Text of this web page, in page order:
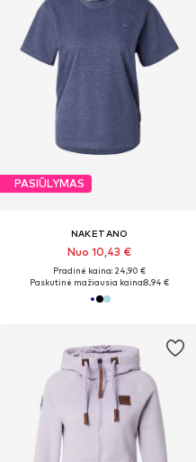
PASIŪLYMAS
NAKETANO
Nuo 10,43 €
Pradinė kaina: 24,90 €
Paskutinė mažiausia kaina:8,94 €